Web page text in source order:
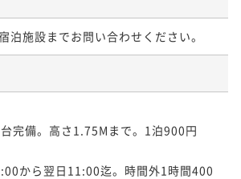
泊施設までお問い合わせください。
備。高さ1.75Mまで。1泊900円
ら翌日11:00迄。時間外1時間400